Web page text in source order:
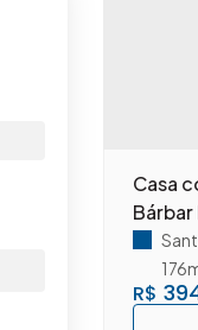
Casa
R$